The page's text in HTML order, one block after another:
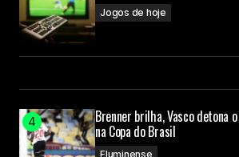
Jogos de hoje
Brenner brilha, Vasco detona
na Copa do Brasil
Fluminense